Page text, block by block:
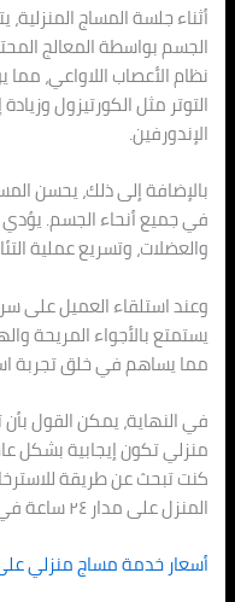
أثناء جلسة المساج
الجسم بواسطة المعالج
نظام الأعصاب اللاواعي،
التوتر مثل الكورتيزول
الإندورفين.
بالإضافة إلى ذلك، يحسن
في جميع أنحاء الجسم. يؤدي
والعضلات، وتسريع عملية
وعند استلقاء العميل على
يستمتع بالأجواء المريحة
مما يساهم في خلق تجربة
في النهاية، يمكن القول
منزلي تكون إيجابية بشكل
كنت تبحث عن طريقة
المنزل على مدار ٢٤ ساعة في الرياض هي الخيار المثالي.
أسعار خدمة مساج منزلي